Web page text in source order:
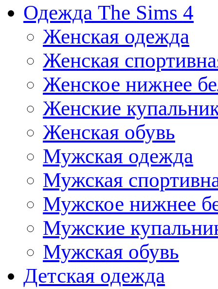
Одежда The Sims 4
Женская одежда
Женская
Женское нижнее
Женские
Женская обувь
Мужская одежда
Мужская
Мужское нижнее
Мужские
Мужская обувь
Детская одежда